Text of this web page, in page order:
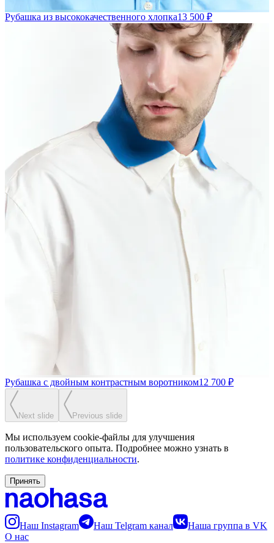
Рубашка из высококачественного хлопка13 500 ₽
Рубашка с двойным контрастным воротником12 700 ₽
Next slide Previous slide
Мы используем cookie-файлы для улучшения
пользовательского опыта. Подробнее можно узнать в
политике конфиденциальности.
Принять
Наш Instagram Наш Telgram канал
Наша группа в VK
О нас